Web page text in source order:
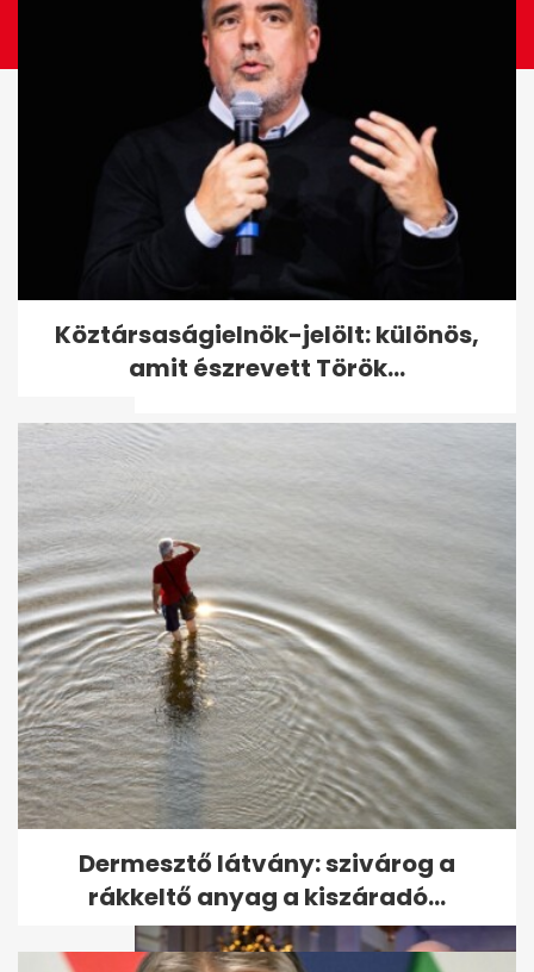
Mi történhetett Mészárosék
felcsúti karácsonyi bulijában?
A...
Magyarok millióit érintette:
ezért nem lehetett kiváltani
az...
Köztársaságielnök-jelölt: különös,
amit észrevett Török...
Dermesztő látvány: szivárog a
rákkeltő anyag a kiszáradó...